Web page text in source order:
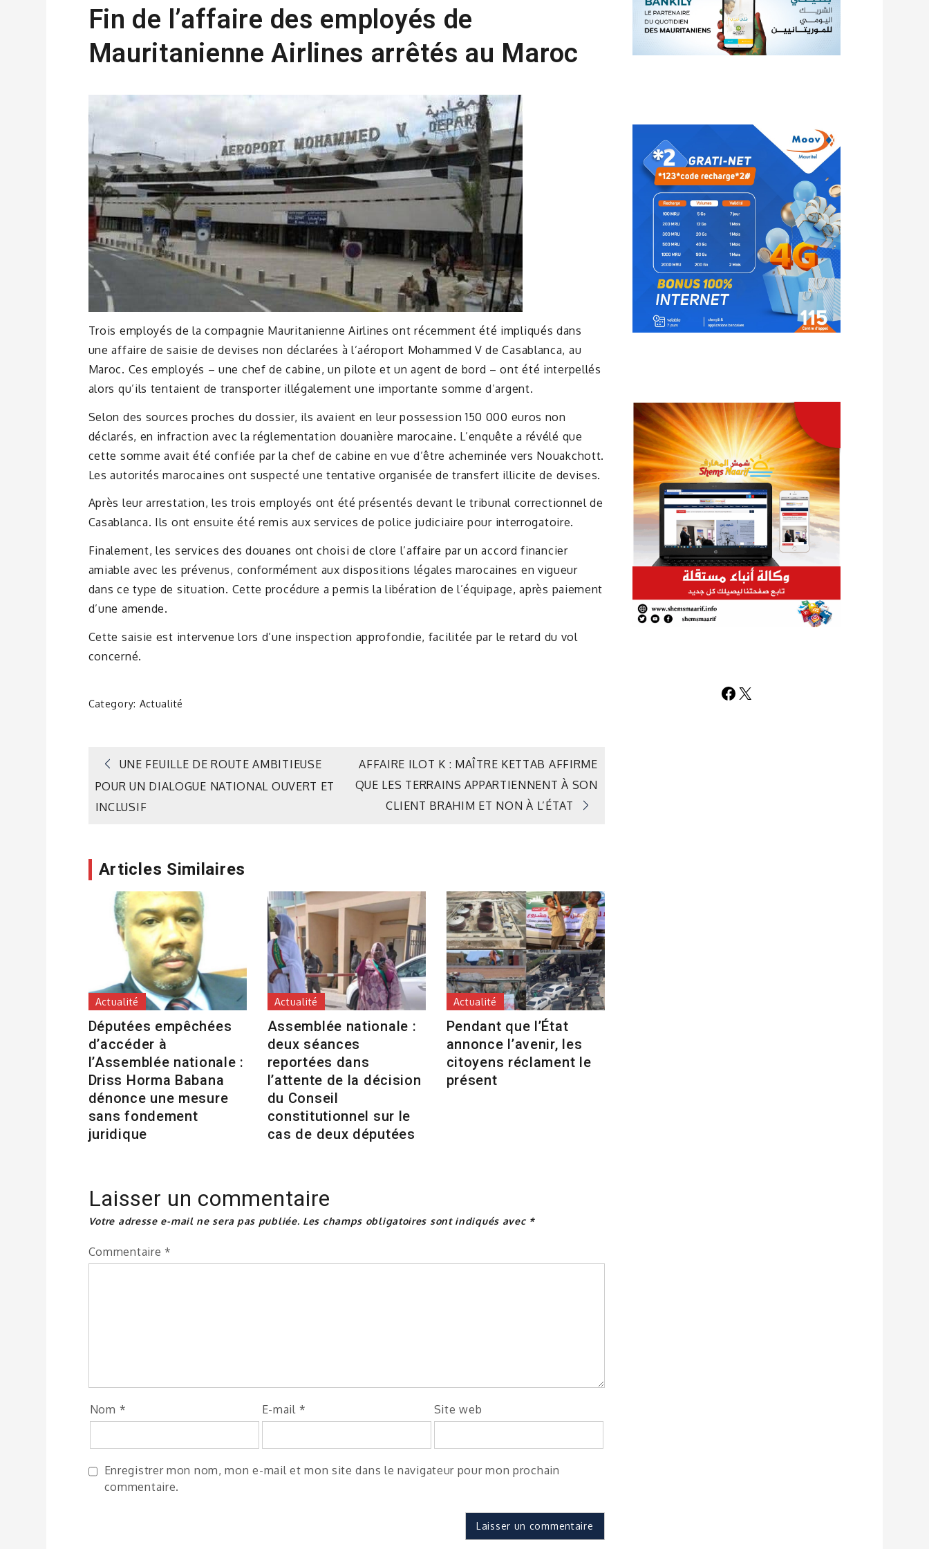
Fin de l’affaire des employés de
Mauritanienne Airlines arrêtés au Maroc
Trois employés de la compagnie Mauritanienne Airlines ont récemment été impliqués dans
une affaire de saisie de devises non déclarées à l’aéroport Mohammed V de Casablanca, au
Maroc. Ces employés – une chef de cabine, un pilote et un agent de bord – ont été interpellés
alors qu’ils tentaient de transporter illégalement une importante somme d’argent.
Selon des sources proches du dossier, ils avaient en leur possession 150 000 euros non
déclarés, en infraction avec la réglementation douanière marocaine. L’enquête a révélé que
cette somme avait été confiée par la chef de cabine en vue d’être acheminée vers Nouakchott.
Les autorités marocaines ont suspecté une tentative organisée de transfert illicite de devises.
Après leur arrestation, les trois employés ont été présentés devant le tribunal correctionnel de
Casablanca. Ils ont ensuite été remis aux services de police judiciaire pour interrogatoire.
Finalement, les services des douanes ont choisi de clore l’affaire par un accord financier
amiable avec les prévenus, conformément aux dispositions légales marocaines en vigueur
dans ce type de situation. Cette procédure a permis la libération de l’équipage, après paiement
d’une amende.
Cette saisie est intervenue lors d’une inspection approfondie, facilitée par le retard du vol
concerné.
Category: Actualité
Navigation
de
UNE FEUILLE DE ROUTE AMBITIEUSE
POUR UN DIALOGUE NATIONAL OUVERT ET
INCLUSIF
AFFAIRE ILOT K : MAÎTRE KETTAB AFFIRME
QUE LES TERRAINS APPARTIENNENT À SON
CLIENT BRAHIM ET NON À L’ÉTAT
Articles Similaires
Actualité
Députées empêchées
d’accéder à
l’Assemblée nationale :
Driss Horma Babana
dénonce une mesure
sans fondement
juridique
Actualité
Assemblée nationale :
deux séances
reportées dans
l’attente de la décision
du Conseil
constitutionnel sur le
cas de deux députées
Actualité
Pendant que l’État
annonce l’avenir, les
citoyens réclament le
présent
Laisser un commentaire
Votre adresse e-mail ne sera pas publiée. Les champs obligatoires sont indiqués avec *
Commentaire *
Nom * E-mail * Site web
Enregistrer mon nom, mon e-mail et mon site dans le navigateur pour mon prochain
commentaire.
Facebook
X